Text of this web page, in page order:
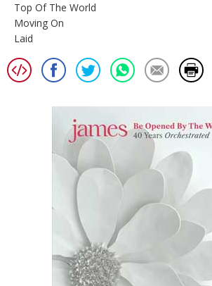
Top Of The World
Moving On
Laid